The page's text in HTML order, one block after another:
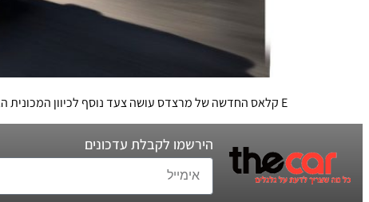
E קלאס החדשה של מרצדס עושה צעד נוסף לכיוון המכונית האוטונומית, ובין השאר תוצע עם מערכת שחשה את העולם באמצעות שמונה חיישני רדאר
הירשמו לקבלת עדכונים